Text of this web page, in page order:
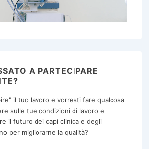
A PARTECIPARE
il tuo lavoro e vorresti fare qualcosa
sulle tue condizioni di lavoro e
il futuro dei capi clinica e degli
per migliorarne la qualità?